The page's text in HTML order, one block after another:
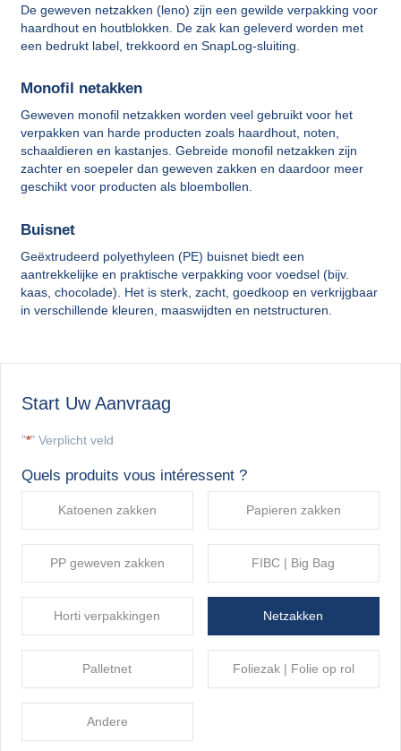
De geweven netzakken (leno) zijn een gewilde verpakking voor
haardhout en houtblokken. De zak kan geleverd worden met
een bedrukt label, trekkoord en SnapLog-sluiting.
Monofil netakken
Geweven monofil netzakken worden veel gebruikt voor het
verpakken van harde producten zoals haardhout, noten,
schaaldieren en kastanjes. Gebreide monofil netzakken zijn
zachter en soepeler dan geweven zakken en daardoor meer
geschikt voor producten als bloembollen.
Buisnet
Geëxtrudeerd polyethyleen (PE) buisnet biedt een
aantrekkelijke en praktische verpakking voor voedsel (bijv.
kaas, chocolade). Het is sterk, zacht, goedkoop en verkrijgbaar
in verschillende kleuren, maaswijdten en netstructuren.
Start Uw Aanvraag
"*" Verplicht veld
Quels produits vous intéressent ?
Katoenen zakken Papieren zakken
PP geweven zakken FIBC | Big Bag
Horti verpakkingen Netzakken
Palletnet Foliezak | Folie op rol
Andere